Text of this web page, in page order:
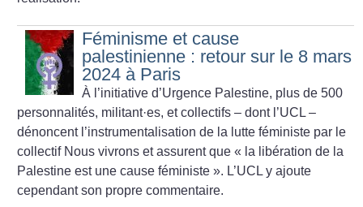
Féminisme et cause
palestinienne : retour sur le 8 mars
2024 à Paris
À l’initiative d’Urgence Palestine, plus de 500
personnalités, militant·es, et collectifs – dont l’UCL –
dénoncent l’instrumentalisation de la lutte féministe par le
collectif Nous vivrons et assurent que « la libération de la
Palestine est une cause féministe ». L’UCL y ajoute
cependant son propre commentaire.